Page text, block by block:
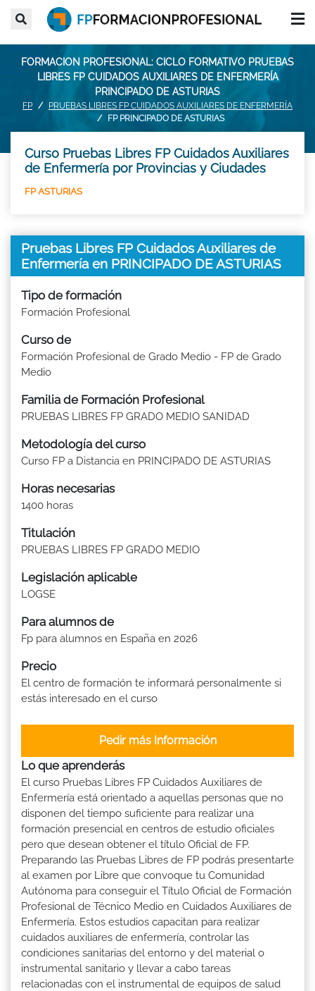
FORMACION PROFESIONAL: CICLO FORMATIVO PRUEBAS
LIBRES FP CUIDADOS AUXILIARES DE ENFERMERÍA
PRINCIPADO DE ASTURIAS
FP
PRUEBAS LIBRES FP CUIDADOS AUXILIARES DE ENFERMERÍA
FP PRINCIPADO DE ASTURIAS
Curso Pruebas Libres FP Cuidados Auxiliares
de Enfermería por Provincias y Ciudades
FP ASTURIAS
Pruebas Libres FP Cuidados Auxiliares de
Enfermería en PRINCIPADO DE ASTURIAS
Tipo de formación
Formación Profesional
Curso de
Formación Profesional de Grado Medio - FP de Grado
Medio
Familia de Formación Profesional
PRUEBAS LIBRES FP GRADO MEDIO SANIDAD
Metodología del curso
Curso FP a Distancia en PRINCIPADO DE ASTURIAS
Horas necesarias
1400 horas
Titulación
PRUEBAS LIBRES FP GRADO MEDIO
Legislación aplicable
LOGSE
Para alumnos de
Fp para alumnos en España en 2026
Precio
El centro de formación te informará personalmente si
estás interesado en el curso
Pedir más Información
Lo que aprenderás
El curso Pruebas Libres FP Cuidados Auxiliares de
Enfermería está orientado a aquellas personas que no
disponen del tiempo suficiente para realizar una
formación presencial en centros de estudio oficiales
pero que desean obtener el título Oficial de FP.
Preparando las Pruebas Libres de FP podrás presentarte
al examen por Libre que convoque tu Comunidad
Autónoma para conseguir el Título Oficial de Formación
Profesional de Técnico Medio en Cuidados Auxiliares de
Enfermería. Estos estudios capacitan para realizar
cuidados auxiliares de enfermería, controlar las
condiciones sanitarias del entorno y del material o
instrumental sanitario y llevar a cabo tareas
relacionadas con el instrumental de equipos de salud